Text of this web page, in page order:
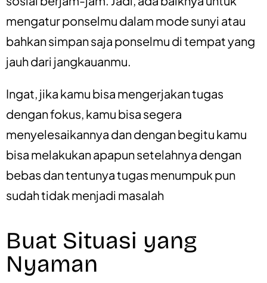
mengatur ponselmu dalam mode sunyi atau
bahkan simpan saja ponselmu di tempat yang
jauh dari jangkauanmu.
Ingat, jika kamu bisa mengerjakan tugas
dengan fokus, kamu bisa segera
menyelesaikannya dan dengan begitu kamu
bisa melakukan apapun setelahnya dengan
bebas dan tentunya tugas menumpuk pun
sudah tidak menjadi masalah
Buat Situasi yang
Nyaman